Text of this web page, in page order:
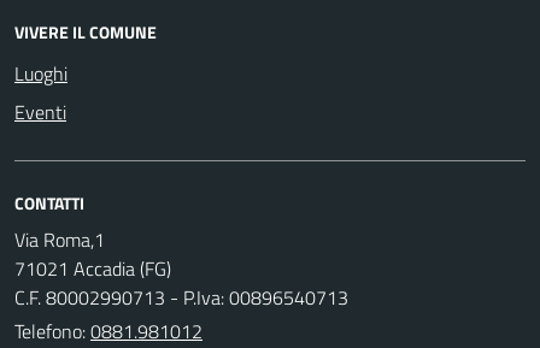
VIVERE IL COMUNE
Luoghi
Eventi
CONTATTI
Via Roma,1
71021 Accadia (FG)
C.F. 80002990713 - P.Iva: 00896540713
Telefono:0881.981012